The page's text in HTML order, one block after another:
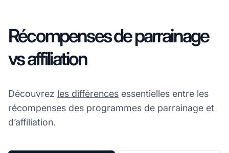
Récompenses de parrainage
vs affiliation
Découvrez les différences essentielles entre les
récompenses des programmes de parrainage et
d’affiliation.